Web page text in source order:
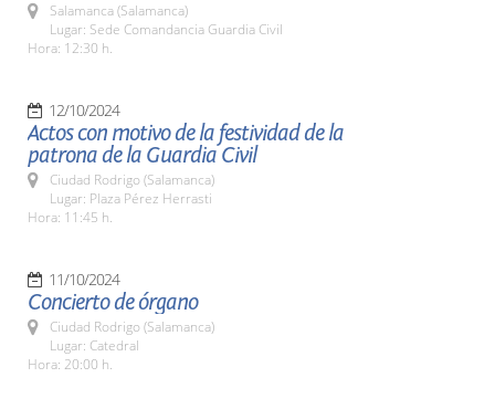
Salamanca (Salamanca)
Lugar: Sede Comandancia Guardia Civil
Hora: 12:30 h.
12/10/2024
Actos con motivo de la festividad de la
patrona de la Guardia Civil
Ciudad Rodrigo (Salamanca)
Lugar: Plaza Pérez Herrasti
Hora: 11:45 h.
11/10/2024
Concierto de órgano
Ciudad Rodrigo (Salamanca)
Lugar: Catedral
Hora: 20:00 h.